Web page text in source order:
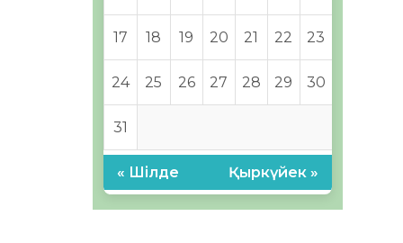
17 18 19 20 21 22 23
24 25 26 27 28 29 30
31
« Шілде Қыркүйек »